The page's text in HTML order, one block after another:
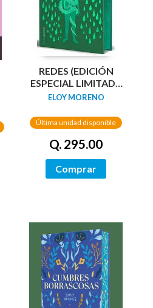
REDES (EDICIÓN
ESPECIAL LIMITADA
GUARDAS DRAGÓN)
ELOY MORENO
Última unidad disponible
Q. 295.00
Comprar